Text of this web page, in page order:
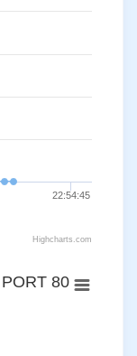
22:54:45
Highcharts.com
80